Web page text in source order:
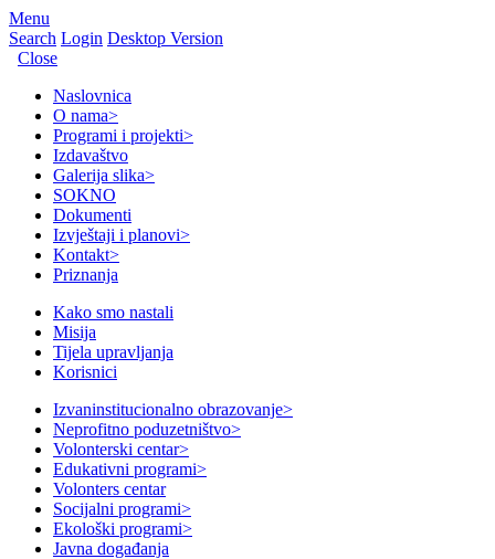
Menu
Search Login Desktop Version
Close
Naslovnica
O nama>
Programi i projekti>
Izdavaštvo
Galerija slika>
SOKNO
Dokumenti
Izvještaji i planovi>
Kontakt>
Priznanja
Kako smo nastali
Misija
Tijela upravljanja
Korisnici
Izvaninstitucionalno obrazovanje>
Neprofitno poduzetništvo>
Volonterski centar>
Edukativni programi>
Volonters centar
Socijalni programi>
Ekološki programi>
Javna događanja